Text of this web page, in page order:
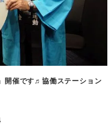
開催です♬協働ステーション